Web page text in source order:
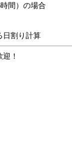
間）の場合
日割り計算
！